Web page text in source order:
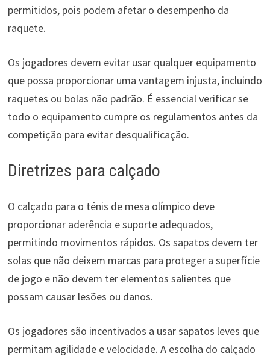
permitidos, pois podem afetar o desempenho da
raquete.
Os jogadores devem evitar usar qualquer equipamento
que possa proporcionar uma vantagem injusta, incluindo
raquetes ou bolas não padrão. É essencial verificar se
todo o equipamento cumpre os regulamentos antes da
competição para evitar desqualificação.
Diretrizes para calçado
O calçado para o ténis de mesa olímpico deve
proporcionar aderência e suporte adequados,
permitindo movimentos rápidos. Os sapatos devem ter
solas que não deixem marcas para proteger a superfície
de jogo e não devem ter elementos salientes que
possam causar lesões ou danos.
Os jogadores são incentivados a usar sapatos leves que
permitam agilidade e velocidade. A escolha do calçado